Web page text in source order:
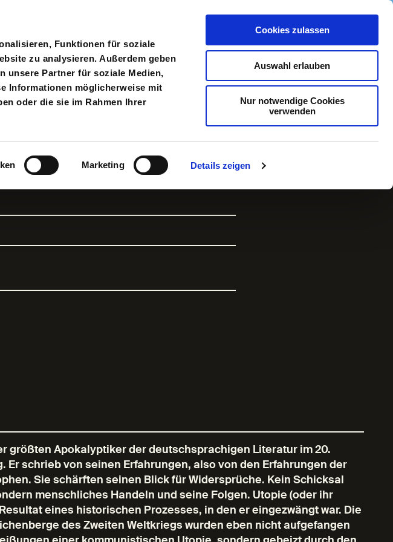
Funktionen für soziale
zu analysieren. Außerdem geben
unsere Partner für soziale Medien,
Informationen möglicherweise mit
oder die sie im Rahmen Ihrer
Marketing Details zeigen
Cookies zulassen
Auswahl erlauben
Nur notwendige Cookies
verwenden
Anmelden Anmeldung
IV
größten Apokalyptiker der deutschsprachigen Literatur im 20.
Er schrieb von seinen Erfahrungen, also von den Erfahrungen der
Sie schärften seinen Blick für Widersprüche. Kein Schicksal
menschliches Handeln und seine Folgen. Utopie (oder ihr
eines historischen Prozesses, in den er eingezwängt war. Die
des Zweiten Weltkriegs wurden eben nicht aufgefangen